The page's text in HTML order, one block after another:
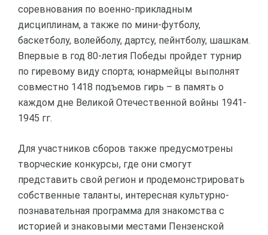
соревнования по военно-прикладным
дисциплинам, а также по мини-футболу,
баскетболу, волейболу, дартсу, пейнтболу, шашкам.
Впервые в год 80-летия Победы пройдет турнир
по гиревому виду спорта; юнармейцы выполнят
совместно 1418 подъемов гирь – в память о
каждом дне Великой Отечественной войны 1941-
1945 гг.
Для участников сборов также предусмотрены
творческие конкурсы, где они смогут
представить свой регион и продемонстрировать
собственные таланты, интересная культурно-
познавательная программа для знакомства с
историей и знаковыми местами Пензенской